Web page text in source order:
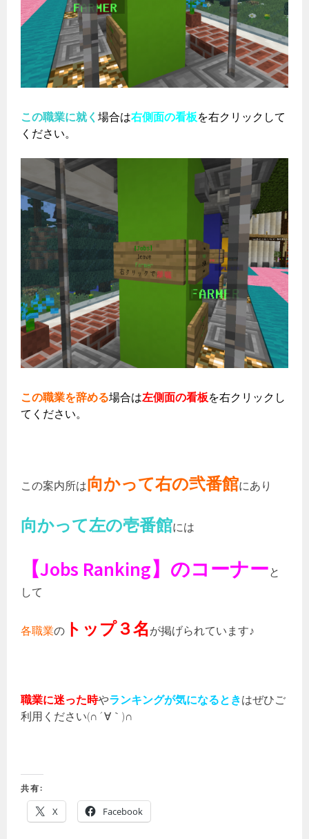
この職業に就く場合は右側面の看板を右クリックして
ください。
この職業を辞める場合は左側面の看板を右クリックし
てください。
この案内所は向かって右の弐番館にあり
向かって左の壱番館には
【Jobs Ranking】のコーナーと
して
各職業の トップ３名が掲げられています♪
職業に迷った時やランキングが気になるときはぜひご
利用ください(∩´∀｀)∩
共有:
X Facebook